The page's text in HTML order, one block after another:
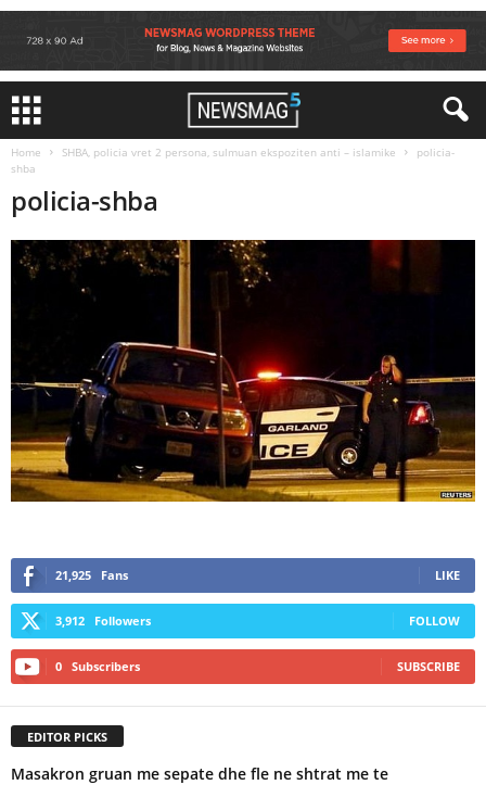
Home SHBA, policia vret 2 persona, sulmuan ekspoziten anti – islamike
policia-
shba
policia-shba
21,925 Fans LIKE
3,912 Followers FOLLOW
0 Subscribers SUBSCRIBE
EDITOR PICKS
Masakron gruan me sepate dhe fle ne shtrat me te